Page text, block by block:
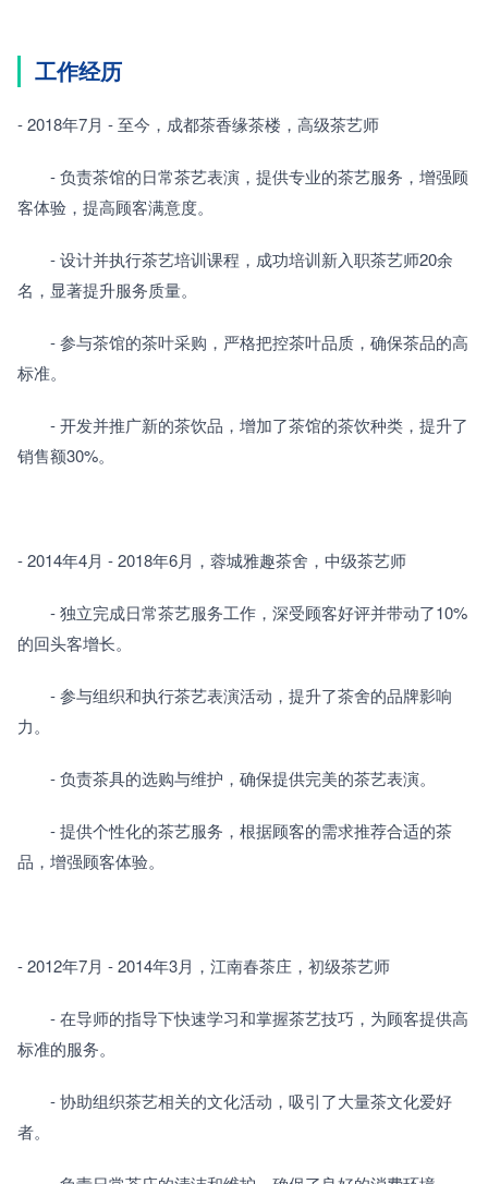
工作经历
- 2018年7月 - 至今，成都茶香缘茶楼，高级茶艺师
- 负责茶馆的日常茶艺表演，提供专业的茶艺服务，增强顾
客体验，提高顾客满意度。
- 设计并执行茶艺培训课程，成功培训新入职茶艺师20余
名，显著提升服务质量。
- 参与茶馆的茶叶采购，严格把控茶叶品质，确保茶品的高
标准。
- 开发并推广新的茶饮品，增加了茶馆的茶饮种类，提升了
销售额30%。
- 2014年4月 - 2018年6月，蓉城雅趣茶舍，中级茶艺师
- 独立完成日常茶艺服务工作，深受顾客好评并带动了10%
的回头客增长。
- 参与组织和执行茶艺表演活动，提升了茶舍的品牌影响
力。
- 负责茶具的选购与维护，确保提供完美的茶艺表演。
- 提供个性化的茶艺服务，根据顾客的需求推荐合适的茶
品，增强顾客体验。
- 2012年7月 - 2014年3月，江南春茶庄，初级茶艺师
- 在导师的指导下快速学习和掌握茶艺技巧，为顾客提供高
标准的服务。
- 协助组织茶艺相关的文化活动，吸引了大量茶文化爱好
者。